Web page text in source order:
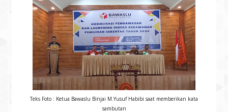
Teks Foto : Ketua Bawaslu Binjai M.Yusuf Habibi saat memberikan kata
sambutan